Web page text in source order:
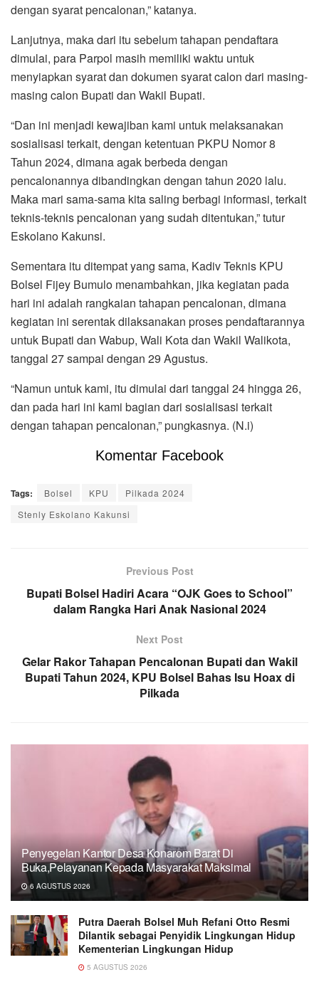
dengan syarat pencalonan,” katanya.
Lanjutnya, maka dari itu sebelum tahapan pendaftara
dimulai, para Parpol masih memiliki waktu untuk
menyiapkan syarat dan dokumen syarat calon dari masing-
masing calon Bupati dan Wakil Bupati.
“Dan ini menjadi kewajiban kami untuk melaksanakan
sosialisasi terkait, dengan ketentuan PKPU Nomor 8
Tahun 2024, dimana agak berbeda dengan
pencalonannya dibandingkan dengan tahun 2020 lalu.
Maka mari sama-sama kita saling berbagi informasi, terkait
teknis-teknis pencalonan yang sudah ditentukan,” tutur
Eskolano Kakunsi.
Sementara itu ditempat yang sama, Kadiv Teknis KPU
Bolsel Fijey Bumulo menambahkan, jika kegiatan pada
hari ini adalah rangkaian tahapan pencalonan, dimana
kegiatan ini serentak dilaksanakan proses pendaftarannya
untuk Bupati dan Wabup, Wali Kota dan Wakil Walikota,
tanggal 27 sampai dengan 29 Agustus.
“Namun untuk kami, itu dimulai dari tanggal 24 hingga 26,
dan pada hari ini kami bagian dari sosialisasi terkait
dengan tahapan pencalonan,” pungkasnya. (N.i)
Komentar Facebook
Tags: Bolsel KPU
Pilkada 2024
Stenly Eskolano Kakunsi
Previous Post
Bupati Bolsel Hadiri Acara “OJK Goes to School”
dalam Rangka Hari Anak Nasional 2024
Next Post
Gelar Rakor Tahapan Pencalonan Bupati dan Wakil
Bupati Tahun 2024, KPU Bolsel Bahas Isu Hoax di
Pilkada
Penyegelan Kantor Desa Konarom Barat Di
Buka,Pelayanan Kepada Masyarakat Maksimal
6 AGUSTUS 2026
Putra Daerah Bolsel Muh Refani Otto Resmi
Dilantik sebagai Penyidik Lingkungan Hidup
Kementerian Lingkungan Hidup
5 AGUSTUS 2026